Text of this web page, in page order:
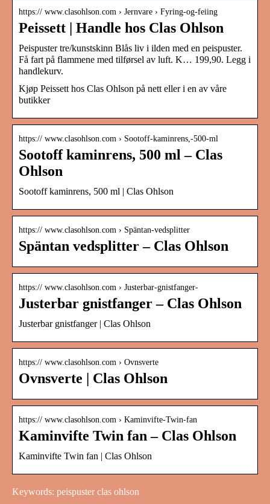
https:// www.clasohlson.com › Jernvare › Fyring-og-feiing
Peissett | Handle hos Clas Ohlson
Peispuster tre/kunstskinn Blås liv i ilden med en peispuster.
Få fart på flammene med tilførsel av luft. K… 199,90. Legg i
handlekurv.
Kjøp Peissett hos Clas Ohlson på nett eller i en av våre
butikker
https:// www.clasohlson.com › Sootoff-kaminrens,-500-ml
Sootoff kaminrens, 500 ml – Clas
Ohlson
Sootoff kaminrens, 500 ml | Clas Ohlson
https:// www.clasohlson.com › Späntan-vedsplitter
Späntan vedsplitter – Clas Ohlson
https:// www.clasohlson.com › Justerbar-gnistfanger-
Justerbar gnistfanger – Clas Ohlson
Justerbar gnistfanger | Clas Ohlson
https:// www.clasohlson.com › Ovnsverte
Ovnsverte | Clas Ohlson
https:// www.clasohlson.com › Kaminvifte-Twin-fan
Kaminvifte Twin fan – Clas Ohlson
Kaminvifte Twin fan | Clas Ohlson
Keywords: peispuster clas ohlson